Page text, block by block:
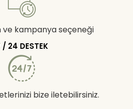
ve kampanya seçeneği
/ 24 DESTEK
bize iletebilirsiniz.